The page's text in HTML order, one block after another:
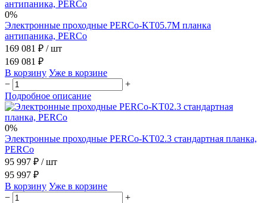
0%
Электронные проходные PERCo-KT05.7M планка
антипаника, PERCo
169 081 ₽ / шт
169 081 ₽
В корзину Уже в корзине
−
+
Подробное описание
0%
Электронные проходные PERCo-KT02.3 стандартная планка,
PERCo
95 997 ₽ / шт
95 997 ₽
В корзину Уже в корзине
−
+